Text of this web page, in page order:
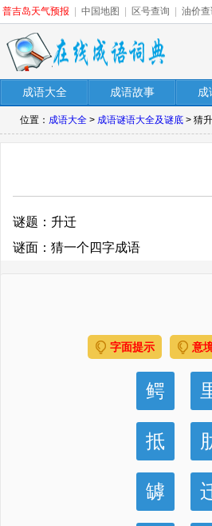
普吉岛天气预报 中国地图 区号查询 油价查
成语大全 成语故事 成
位置： 成语大全 > 成语谜语大全及谜底 > 猜
谜题：升迁
谜面：猜一个四字成语
字面提示 意
鳄
抵
罅